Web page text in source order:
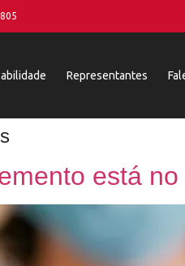
Representantes
está